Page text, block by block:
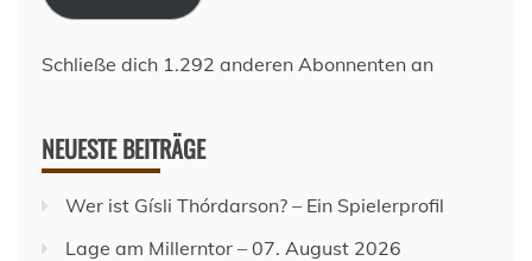
Schließe dich 1.292 anderen Abonnenten an
NEUESTE BEITRÄGE
Wer ist Gísli Thórdarson? – Ein Spielerprofil
Lage am Millerntor – 07. August 2026